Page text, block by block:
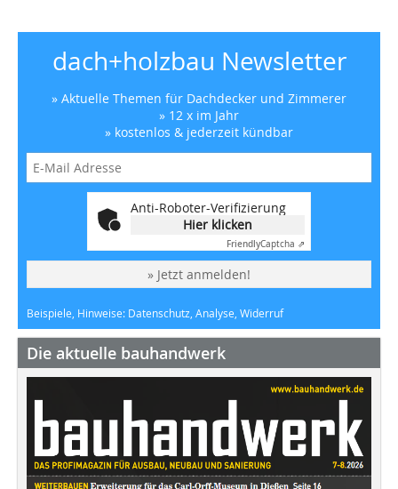
dach+holzbau Newsletter
» Aktuelle Themen für Dachdecker und Zimmerer
» 12 x im Jahr
» kostenlos & jederzeit kündbar
Anti-Roboter-Verifizierung
Hier klicken
FriendlyCaptcha ⇗
» Jetzt anmelden!
Beispiele, Hinweise: Datenschutz, Analyse, Widerruf
Die aktuelle bauhandwerk